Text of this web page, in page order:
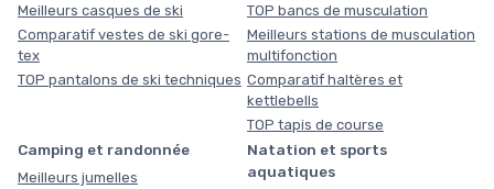
Meilleurs casques de ski
Comparatif vestes de ski gore-
tex
TOP pantalons de ski techniques
TOP bancs de musculation
Meilleurs stations de musculation
multifonction
Comparatif haltères et
kettlebells
TOP tapis de course
Camping et randonnée
Meilleurs jumelles
Natation et sports
aquatiques